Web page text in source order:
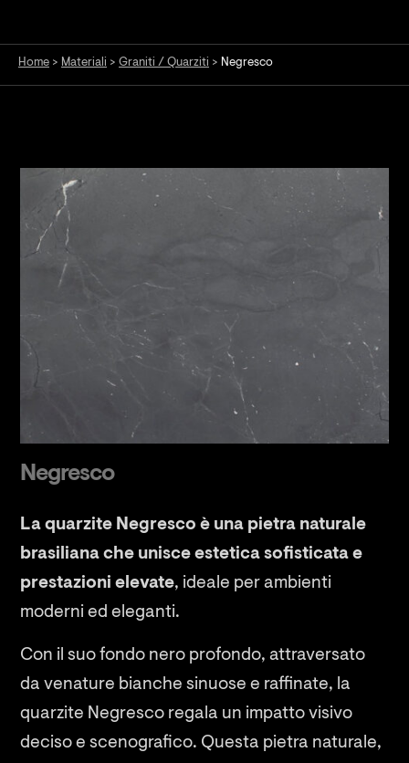
Home > Materiali > Graniti / Quarziti > Negresco
Negresco
La quarzite Negresco è una pietra naturale
brasiliana che unisce estetica sofisticata e
prestazioni elevate, ideale per ambienti
moderni ed eleganti.
Con il suo fondo nero profondo, attraversato
da venature bianche sinuose e raffinate, la
quarzite Negresco regala un impatto visivo
deciso e scenografico. Questa pietra naturale,